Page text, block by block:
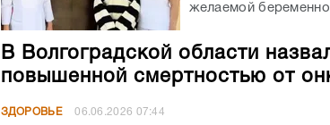
желаемой
В Волгоградской области
повышенной смертностью от
ЗДОРОВЬЕ 06.06.2026 07:44